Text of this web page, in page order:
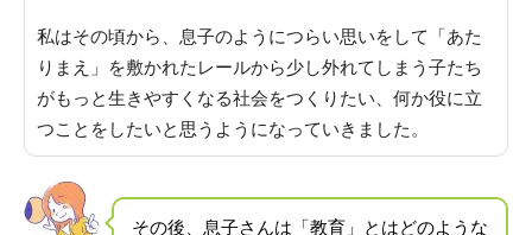
私はその頃から、 息子のようにつらい思いをして「あた
りまえ」を敷かれたレールから少し外れてしまう子たち
がもっと生きやすくなる社会をつくりたい、何か役に立
つことをしたいと思うようになっていきました。
その後、息子さんは「教育」とはどのような